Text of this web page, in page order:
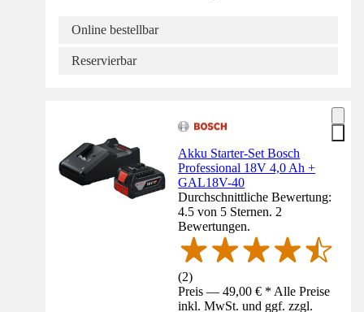
Online bestellbar
Reservierbar
Akku Starter-Set Bosch
Professional 18V 4,0 Ah +
GAL18V-40
Durchschnittliche Bewertung:
4.5 von 5 Sternen. 2
Bewertungen.
(2)
Preis — 49,00 € * Alle Preise
inkl. MwSt. und ggf. zzgl.